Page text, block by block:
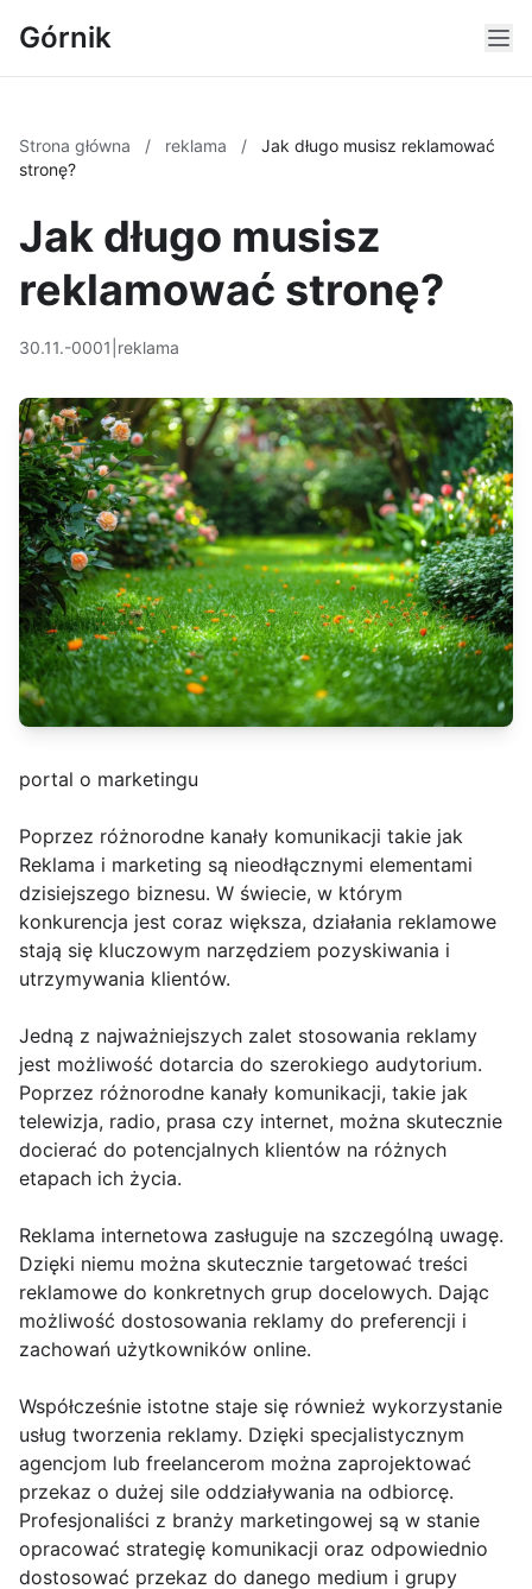
Górnik
Strona główna / reklama /
Jak długo musisz reklamować
stronę?
Jak długo musisz
reklamować stronę?
30.11.-0001 reklama
portal o marketingu
Poprzez różnorodne kanały komunikacji takie jak
Reklama i marketing są nieodłącznymi elementami
dzisiejszego biznesu. W świecie, w którym
konkurencja jest coraz większa, działania reklamowe
stają się kluczowym narzędziem pozyskiwania i
utrzymywania klientów.
Jedną z najważniejszych zalet stosowania reklamy
jest możliwość dotarcia do szerokiego audytorium.
Poprzez różnorodne kanały komunikacji, takie jak
telewizja, radio, prasa czy internet, można skutecznie
docierać do potencjalnych klientów na różnych
etapach ich życia.
Reklama internetowa zasługuje na szczególną uwagę.
Dzięki niemu można skutecznie targetować treści
reklamowe do konkretnych grup docelowych. Dając
możliwość dostosowania reklamy do preferencji i
zachowań użytkowników online.
Współcześnie istotne staje się również wykorzystanie
usług tworzenia reklamy. Dzięki specjalistycznym
agencjom lub freelancerom można zaprojektować
przekaz o dużej sile oddziaływania na odbiorcę.
Profesjonaliści z branży marketingowej są w stanie
opracować strategię komunikacji oraz odpowiednio
dostosować przekaz do danego medium i grupy